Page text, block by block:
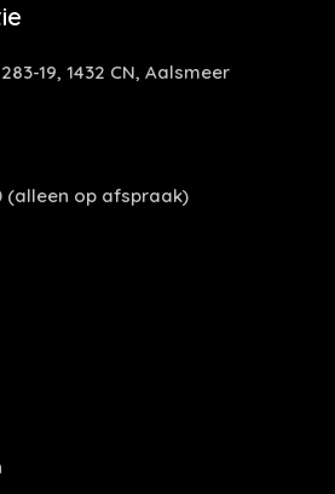
19, 1432 CN, Aalsmeer
(alleen op afspraak)